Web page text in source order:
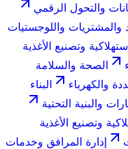
والتحول الرقمي
والمشتريات واللوجستيات
وتصنيع الأغذية
الصحة والسلامة
والكهرباء
البناء
والبنية التحتية
وتصنيع الأغذية
إدارة المرافق وخدمات